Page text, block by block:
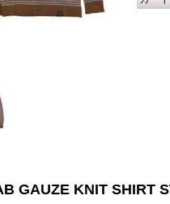
GAUZE KNIT SHIRT